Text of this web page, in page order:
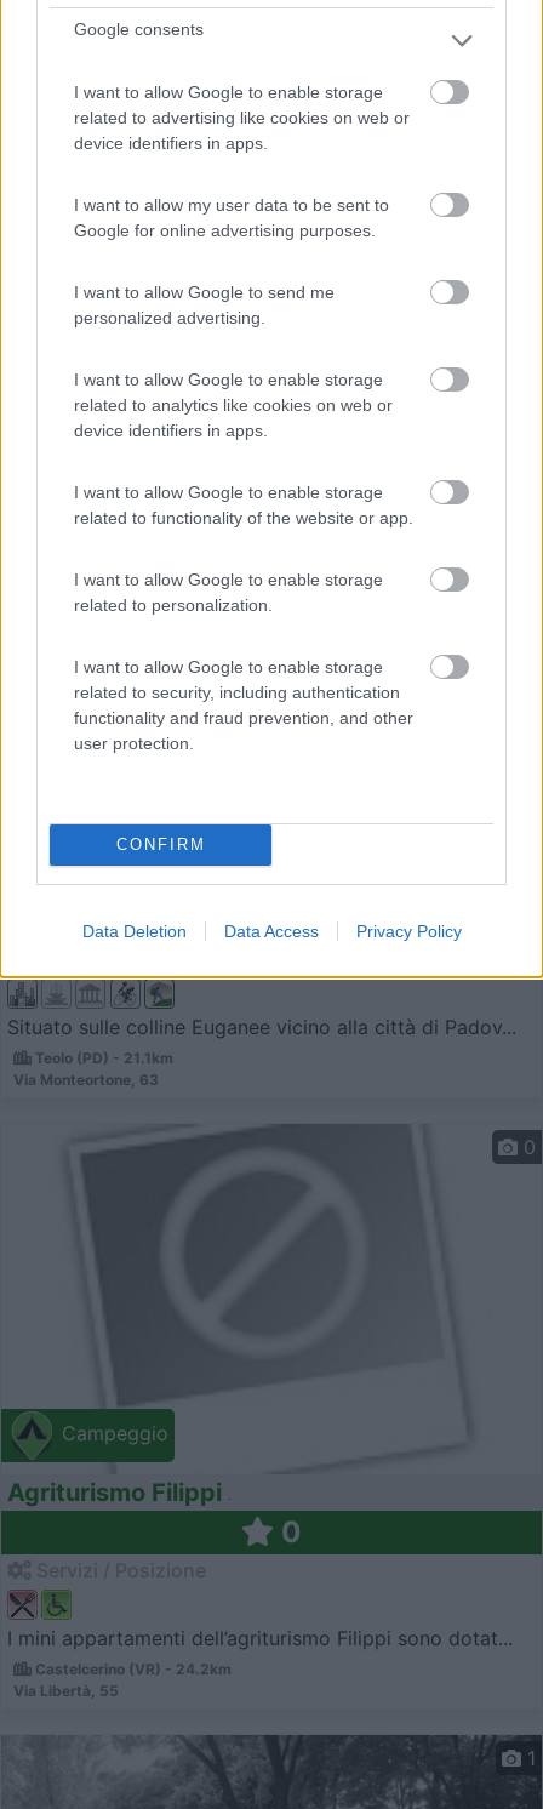
Google consents
I want to allow Google to enable storage
related to advertising like cookies on web or
device identifiers in apps.
I want to allow my user data to be sent to
Google for online advertising purposes.
I want to allow Google to send me
personalized advertising.
I want to allow Google to enable storage
related to analytics like cookies on web or
device identifiers in apps.
I want to allow Google to enable storage
related to functionality of the website or app.
I want to allow Google to enable storage
related to personalization.
I want to allow Google to enable storage
related to security, including authentication
functionality and fraud prevention, and other
user protection.
CONFIRM
Data Deletion Data Access Privacy Policy
A 7 km dal centro di Vicenza e vicino all'uscita autostra...
Via U. Scarpelli 35
Campeggio
Servizi / Posizione
Situato sulle colline Euganee vicino alla città di Padov...
Teolo (PD) - 21.1km
Via Monteortone, 63
Campeggio
0
Agriturismo Filippi
0
I mini appartamenti dell’agriturismo Filippi sono dotat...
Castelcerino (VR) - 24.2km
Via Libertà, 55
1